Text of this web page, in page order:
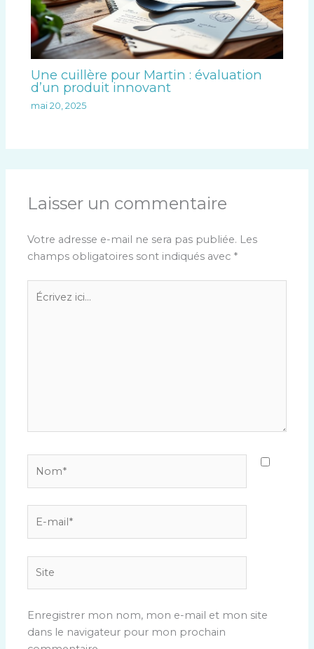
Une cuillère pour Martin : évaluation
d’un produit innovant
mai 20, 2025
Laisser un commentaire
Votre adresse e-mail ne sera pas publiée. Les
champs obligatoires sont indiqués avec *
Écrivez
ici…
mail*
Enregistrer mon nom, mon e-mail et mon site
dans le navigateur pour mon prochain